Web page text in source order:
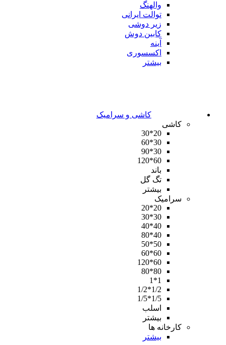
والهنگ
توالت ایرانی
زیر دوشی
کابین دوش
آینه
اکسسوری
بیشتر
کاشی و سرامیک
کاشی
20*30
30*60
30*90
60*120
باند
تگ گل
بیشتر
سرامیک
20*20
30*30
40*40
40*80
50*50
60*60
60*120
80*80
1*1
1/2*1/2
1/5*1/5
اسلب
بیشتر
کارخانه ها
بیشتر